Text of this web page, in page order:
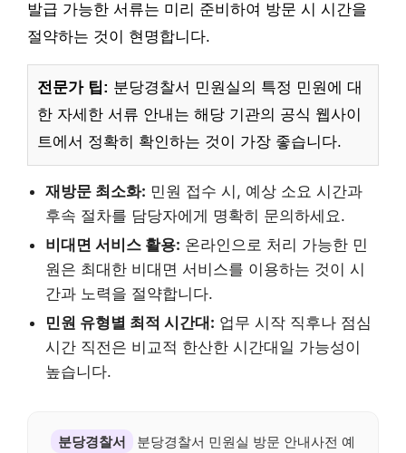
발급 가능한 서류는 미리 준비하여 방문 시 시간을
절약하는 것이 현명합니다.
전문가 팁: 분당경찰서 민원실의 특정 민원에 대
한 자세한 서류 안내는 해당 기관의 공식 웹사이
트에서 정확히 확인하는 것이 가장 좋습니다.
재방문 최소화: 민원 접수 시, 예상 소요 시간과
후속 절차를 담당자에게 명확히 문의하세요.
비대면 서비스 활용: 온라인으로 처리 가능한 민
원은 최대한 비대면 서비스를 이용하는 것이 시
간과 노력을 절약합니다.
민원 유형별 최적 시간대: 업무 시작 직후나 점심
시간 직전은 비교적 한산한 시간대일 가능성이
높습니다.
분당경찰서
분당경찰서 민원실 방문 안내사전 예